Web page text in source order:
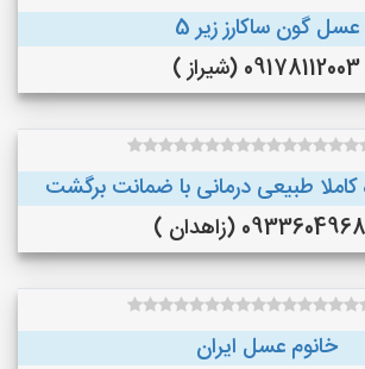
عسل گون ساکارز زیر 5
09178112003 (شیراز )
طبیعی درمانی با ضمانت برگشت
(زاهدان )
خانوم عسل ایران